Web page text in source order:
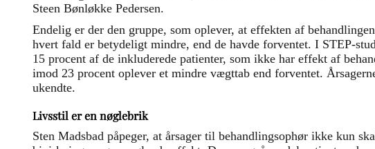
Steen Bønløkke Pedersen.
Endelig er der den gruppe, som oplever, at effekten af
hvert fald er betydeligt mindre, end de havde forventet. I STEP-
15 procent af de inkluderede patienter, som ikke har effekt af
imod 23 procent oplever et mindre vægttab end forventet.
ukendte.
Livsstil er en nøglebrik
Sten Madsbad påpeger, at årsager til behandlingsophør ikke kun